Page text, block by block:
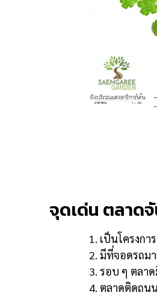
จุดเด่น ตลาด
เป็นโครงก
มีที่จอดรถม
รอบ ๆ ตลา
ตลาดติดถน